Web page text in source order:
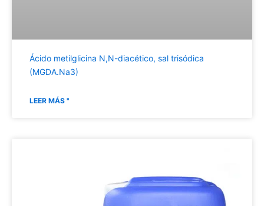
Ácido metilglicina N,N-diacético, sal trisódica
(MGDA.Na3)
LEER MÁS "